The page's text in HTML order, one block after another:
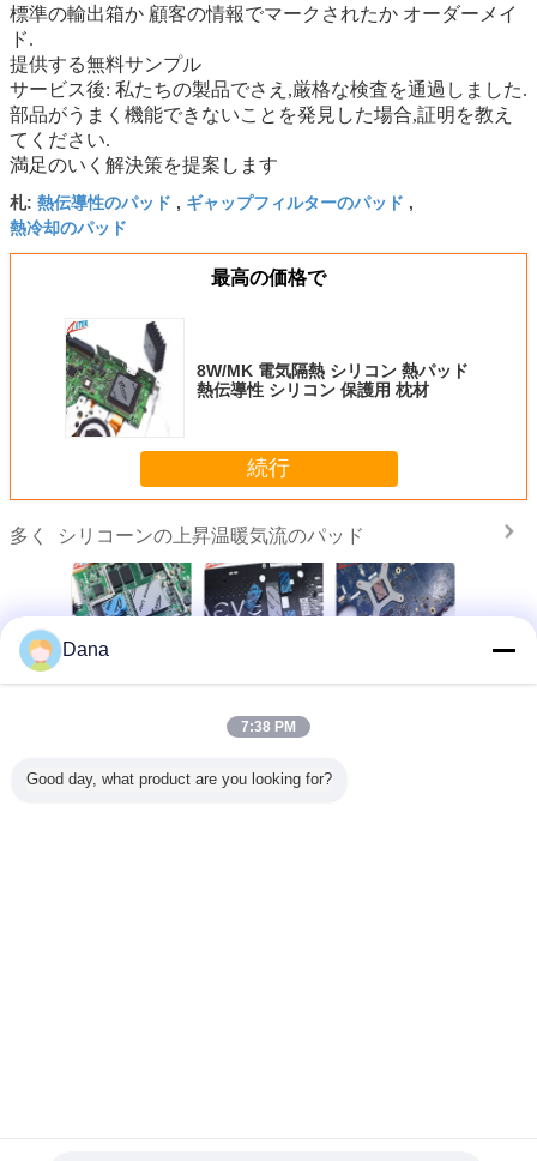
標準の輸出箱か 顧客の情報でマークされたか オーダーメイ
ド.
提供する無料サンプル
サービス後: 私たちの製品でさえ,厳格な検査を通過しました.
部品がうまく機能できないことを発見した場合,証明を教え
てください.
満足のいく解決策を提案します
札: 熱伝導性のパッド , ギャップフィルターのパッド ,
熱冷却のパッド
最高の価格で
8W/MK 電気隔熱 シリコン 熱パッド
熱伝導性 シリコン 保護用 枕材
続行
多く シリコーンの上昇温暖気流のパッド
グレー
パッド
ーマルパッド
伝導率13.0Wグレ
ルパッド
ードウェア自然に
ション ハ
Dana
7:38 PM
Good day, what product are you looking for?